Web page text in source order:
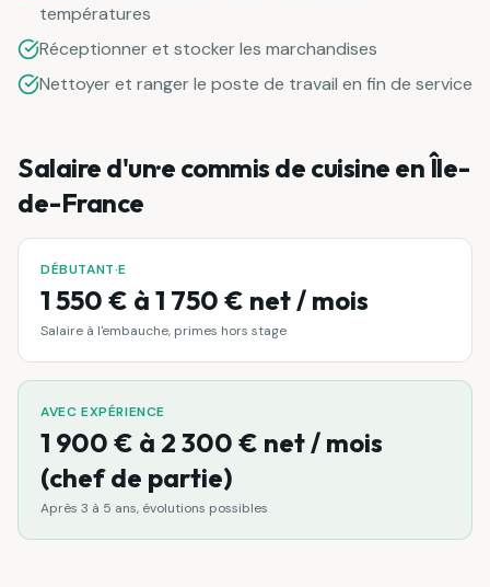
températures
Réceptionner et stocker les marchandises
Nettoyer et ranger le poste de travail en fin de service
Salaire d'un·e commis de cuisine en Île-
de-France
DÉBUTANT·E
1 550 € à 1 750 € net / mois
Salaire à l'embauche, primes hors stage
AVEC EXPÉRIENCE
1 900 € à 2 300 € net / mois
(chef de partie)
Après 3 à 5 ans, évolutions possibles